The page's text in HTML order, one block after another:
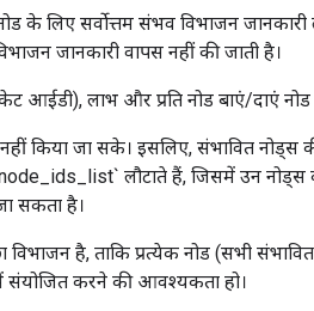
लिए सर्वोत्तम संभव विभाजन जानकारी
जानकारी वापस नहीं की जाती है।
आईडी), लाभ और प्रति नोड बाएं/दाएं नोड
किया जा सके। इसलिए, संभावित
लौटाते हैं, जिसमें उन नोड्स
सकता है।
है, ताकि प्रत्येक नोड (सभी
संयोजित करने की आवश्यकता हो।